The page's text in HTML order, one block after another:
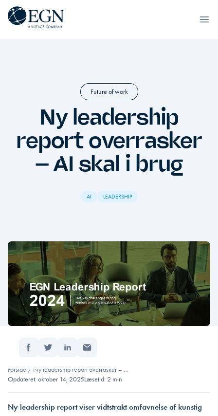
Spring til indhold
Executives' Global Network
Future of work
Ny leadership
report overrasker
– AI skal i brug
AI LEADERSHIP
Forside / Ny leadership report overrasker – …
Opdateret: oktober 14, 2025Læsetid: 2 min
Ny leadership report viser vidtstrakt omfavnelse af kunstig